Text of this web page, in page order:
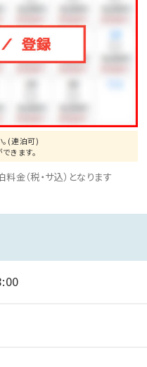
用意してお待ちしており
空調】【Wi-Fi】【加湿器
(連泊可)
きます。
金（税・サ込）となります